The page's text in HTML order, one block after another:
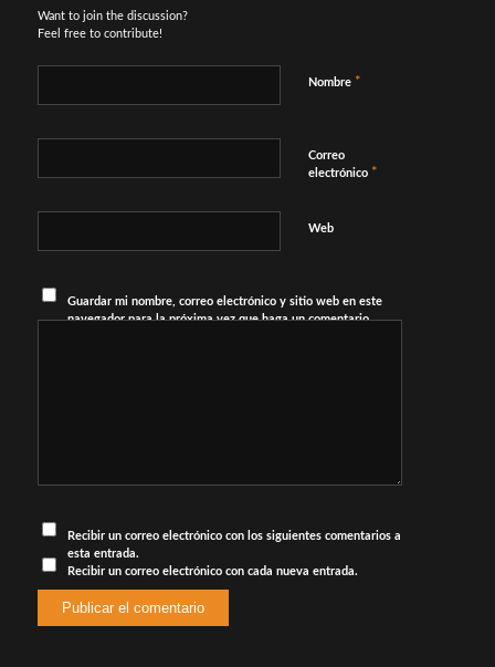
Want to join the discussion?
Feel free to contribute!
Nombre *
Correo
electrónico *
Web
Guardar mi nombre, correo electrónico y sitio web en este
navegador para la próxima vez que haga un comentario.
Recibir un correo electrónico con los siguientes comentarios a
esta entrada.
Recibir un correo electrónico con cada nueva entrada.